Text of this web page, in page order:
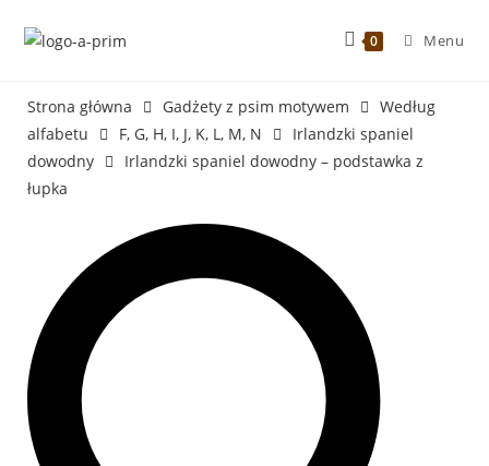
0 Menu
Strona główna Gadżety z psim motywem
Według
alfabetu
F, G, H, I, J, K, L, M, N
Irlandzki spaniel
dowodny
Irlandzki spaniel dowodny – podstawka z
łupka